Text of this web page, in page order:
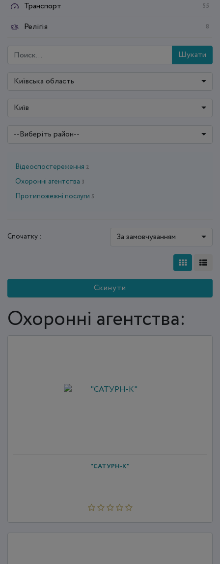
Транспорт 55
Релігія 8
Шукати
Київська область
Київ
--Виберіть район--
Відеоспостереження 2
Охоронні агентства 3
Протипожежні послуги 5
Спочатку : За замовчуванням
Скинути
Охоронні агентства:
"САТУРН-К"